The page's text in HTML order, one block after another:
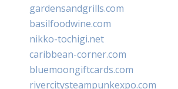
gardensandgrills.com
basilfoodwine.com
nikko-tochigi.net
caribbean-corner.com
bluemoongiftcards.com
rivercitysteampunkexpo.com